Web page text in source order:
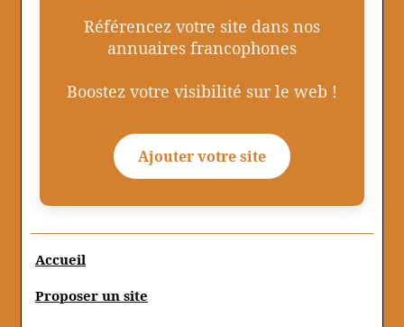
Référencez votre site dans nos
annuaires francophones
Boostez votre visibilité sur le web !
Ajouter votre site
Accueil
Proposer un site